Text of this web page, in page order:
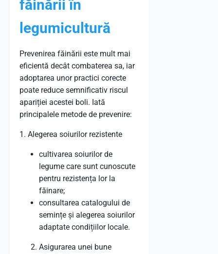
făinării în
legumicultură
Prevenirea făinării este mult mai
eficientă decât combaterea sa, iar
adoptarea unor practici corecte
poate reduce semnificativ riscul
apariției acestei boli. Iată
principalele metode de prevenire:
1. Alegerea soiurilor rezistente
cultivarea soiurilor de
legume care sunt cunoscute
pentru rezistența lor la
făinare;
consultarea catalogului de
semințe și alegerea soiurilor
adaptate condițiilor locale.
Asigurarea unei bune